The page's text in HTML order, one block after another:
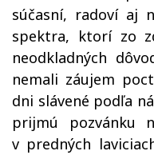
súčasní, radoví aj
spektra, ktorí zo
neodkladných
nemali záujem
dni slávené podľa
prijmú pozvánku
v predných